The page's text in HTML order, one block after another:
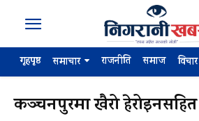
गृहपृष्ठ समाचार राजनीति समाज विचार
कञ्चनपुरमा खैरो